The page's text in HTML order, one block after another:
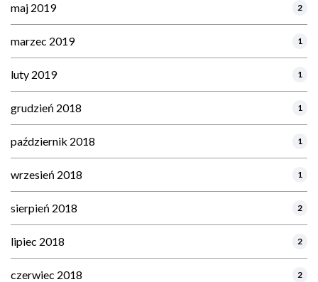
maj 2019 2
marzec 2019 1
luty 2019 1
grudzień 2018 1
październik 2018 1
wrzesień 2018 1
sierpień 2018 2
lipiec 2018 2
czerwiec 2018 2